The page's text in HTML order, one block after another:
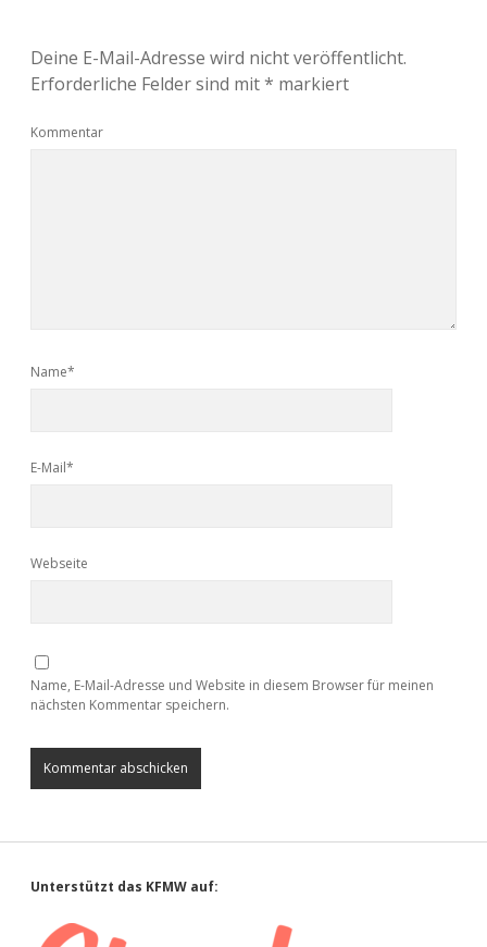
Deine E-Mail-Adresse wird nicht veröffentlicht.
Erforderliche Felder sind mit* markiert
Kommentar
Name*
E-Mail*
Webseite
Name, E-Mail-Adresse und Website in diesem Browser für meinen
nächsten Kommentar speichern.
Sidebar
Unterstützt das KFMW auf: